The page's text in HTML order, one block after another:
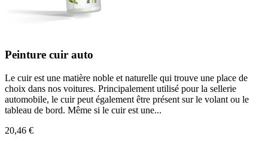
Peinture cuir auto
Le cuir est une matière noble et naturelle qui trouve une place de
choix dans nos voitures. Principalement utilisé pour la sellerie
automobile, le cuir peut également être présent sur le volant ou le
tableau de bord. Même si le cuir est une...
20,46 €